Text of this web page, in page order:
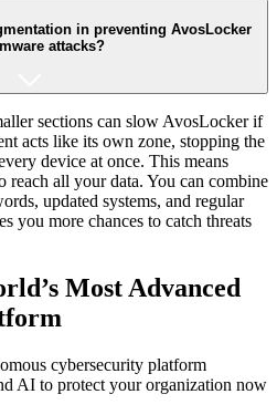
in preventing AvosLocker
attacks?
sections can slow AvosLocker if
acts like its own zone, stopping the
device at once. This means
reach all your data. You can combine
updated systems, and regular
you more chances to catch threats
Most Advanced
cybersecurity platform
AI to protect your organization now